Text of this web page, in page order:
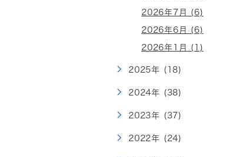
2026年7月 (6)
2026年6月 (6)
2026年1月 (1)
2025年 (18)
2024年 (38)
2023年 (37)
2022年 (24)